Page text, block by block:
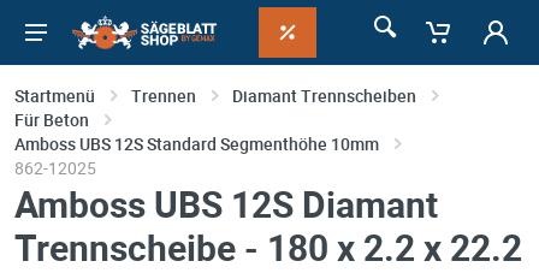
Startmenü Trennen
Diamant Trennscheiben
Für Beton
Amboss UBS 12S Standard Segmenthöhe 10mm
862-12025
Amboss UBS 12S Diamant
Trennscheibe - 180 x 2.2 x 22.2